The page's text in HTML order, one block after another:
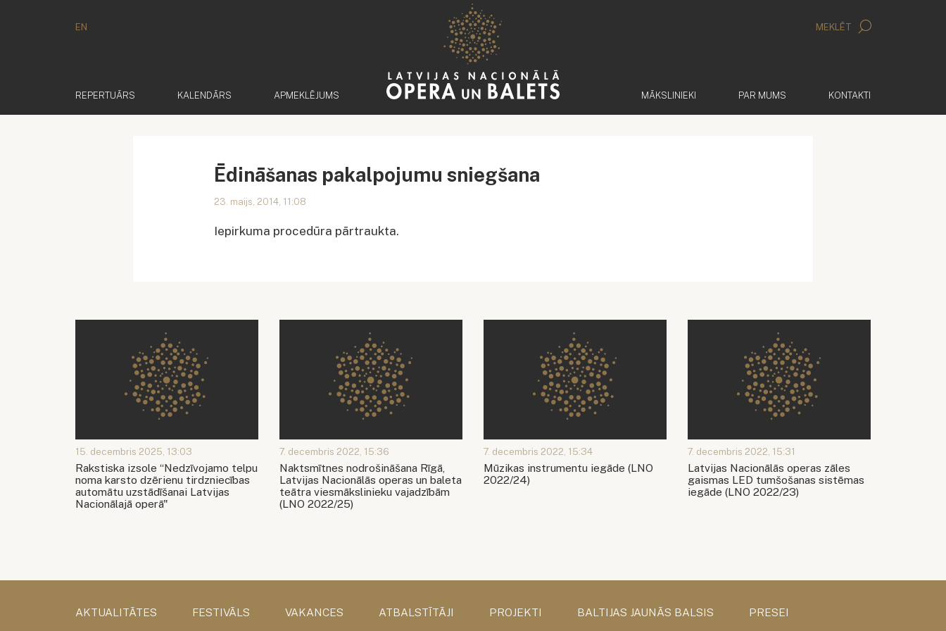
EN MEKLĒT
REPERTUĀRS KALENDĀRS APMEKLĒJUMS MĀKSLINIEKI PAR MUMS KONTAKTI
Ēdināšanas pakalpojumu sniegšana
23. maijs, 2014, 11:08
Iepirkuma procedūra pārtraukta.
15. decembris 2025, 13:03
Rakstiska izsole “Nedzīvojamo telpu
noma karsto dzērienu tirdzniecības
automātu uzstādīšanai Latvijas
Nacionālajā operā"
7. decembris 2022, 15:36
Naktsmītnes nodrošināšana Rīgā,
Latvijas Nacionālās operas un baleta
teātra viesmākslinieku vajadzībām
(LNO 2022/25)
7. decembris 2022, 15:34
Mūzikas instrumentu iegāde (LNO
2022/24)
7. decembris 2022, 15:31
Latvijas Nacionālās operas zāles
gaismas LED tumšošanas sistēmas
iegāde (LNO 2022/23)
AKTUALITĀTES FESTIVĀLS VAKANCES ATBALSTĪTĀJI PROJEKTI BALTIJAS JAUNĀS BALSIS PRESEI